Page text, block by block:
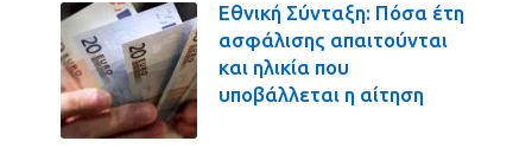
Εθνική Σύνταξη: Πόσα έτη
ασφάλισης απαιτούνται
και ηλικία που
υποβάλλεται η αίτηση